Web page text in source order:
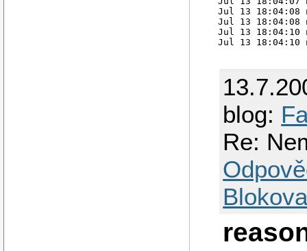
Jul 13 18:04:08
Jul 13 18:04:08
Jul 13 18:04:10
blog:
Re: